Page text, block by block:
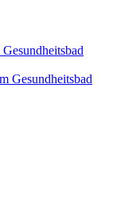
Gesundheitsbad